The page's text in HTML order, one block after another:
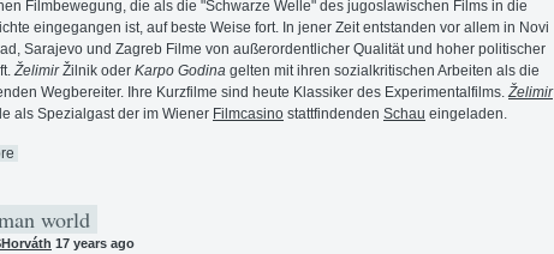
Filmbewegung, die als die "Schwarze Welle" des jugoslawischen Films in die
eingegangen ist, auf beste Weise fort. In jener Zeit entstanden vor allem in Novi
Sarajevo und Zagreb Filme von außerordentlicher Qualität und hoher politischer
ŽelimirŽilnik oder Karpo Godina gelten mit ihren sozialkritischen Arbeiten als die
Wegbereiter. Ihre Kurzfilme sind heute Klassiker des Experimentalfilms.Želimir
als Spezialgast der im Wiener Filmcasino stattfindenden Schau eingeladen.
world
17 years ago